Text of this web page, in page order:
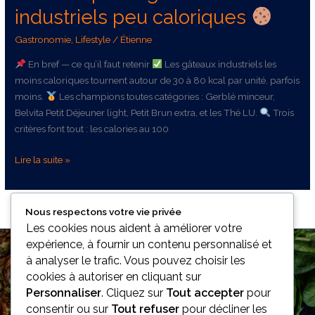
industriels peu caloriques
Gastronomie, Lifestyle/ Étienne
En bref — ce qu’il faut retenir
Les gâteaux industriels les
moins caloriques tournent autour de 30 à 80 kcal par unité, parfois
moins.
Les champions toutes catégories : Gerblé minceur,
Belvita Petit Déjeuner light, Petit Brun extra, et les Thé LU.
Trois
critères font tout : les calories au 100
Lire la suite »
Nous respectons votre vie privée
Les cookies nous aident à améliorer votre
expérience, à fournir un contenu personnalisé et
à analyser le trafic. Vous pouvez choisir les
cookies à autoriser en cliquant sur
Personnaliser. Cliquez sur Tout accepter pour
consentir ou sur Tout refuser pour décliner les